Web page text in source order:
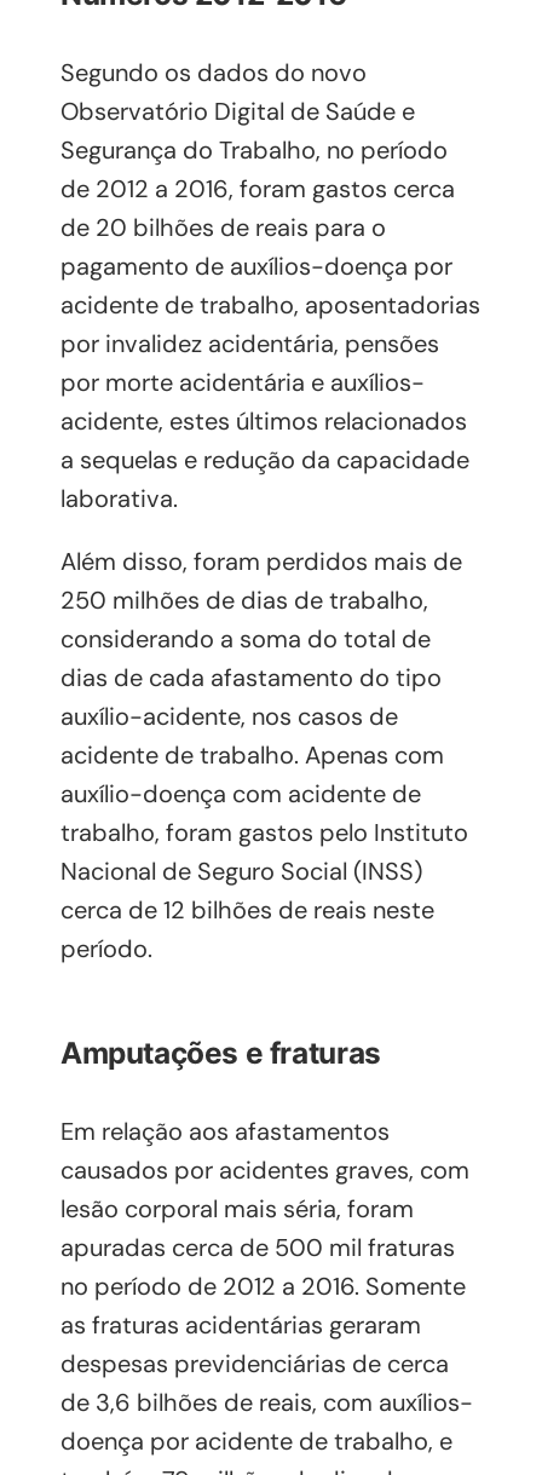
Segundo os dados do novo
Observatório Digital de Saúde e
Segurança do Trabalho, no período
de 2012 a 2016, foram gastos cerca
de 20 bilhões de reais para o
pagamento de auxílios-doença por
acidente de trabalho, aposentadorias
por invalidez acidentária, pensões
por morte acidentária e auxílios-
acidente, estes últimos relacionados
a sequelas e redução da capacidade
laborativa.
Além disso, foram perdidos mais de
250 milhões de dias de trabalho,
considerando a soma do total de
dias de cada afastamento do tipo
auxílio-acidente, nos casos de
acidente de trabalho. Apenas com
auxílio-doença com acidente de
trabalho, foram gastos pelo Instituto
Nacional de Seguro Social (INSS)
cerca de 12 bilhões de reais neste
período.
Amputações e fraturas
Em relação aos afastamentos
causados por acidentes graves, com
lesão corporal mais séria, foram
apuradas cerca de 500 mil fraturas
no período de 2012 a 2016. Somente
as fraturas acidentárias geraram
despesas previdenciárias de cerca
de 3,6 bilhões de reais, com auxílios-
doença por acidente de trabalho, e